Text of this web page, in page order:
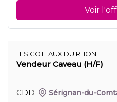
Voir
LES COTEAUX DU RHONE
Vendeur Caveau (H/F)
CDD Sérignan-du-